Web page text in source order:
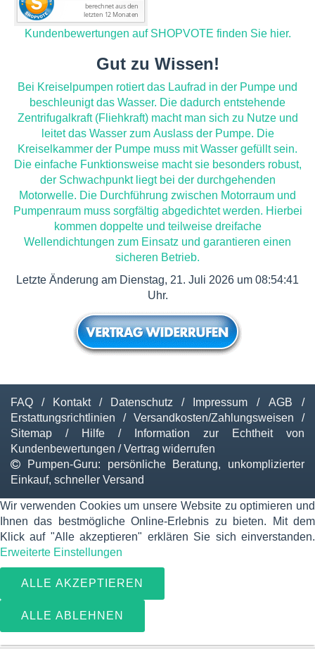
Kundenbewertungen auf SHOPVOTE finden Sie hier.
Gut zu Wissen!
Bei Kreiselpumpen rotiert das Laufrad in der Pumpe und
beschleunigt das Wasser. Die dadurch entstehende
Zentrifugalkraft (Fliehkraft) macht man sich zu Nutze und
leitet das Wasser zum Auslass der Pumpe. Die
Kreiselkammer der Pumpe muss mit Wasser gefüllt sein.
Die einfache Funktionsweise macht sie besonders robust,
der Schwachpunkt liegt bei der durchgehenden
Motorwelle. Die Durchführung zwischen Motorraum und
Pumpenraum muss sorgfältig abgedichtet werden. Hierbei
kommen doppelte und teilweise dreifache
Wellendichtungen zum Einsatz und garantieren einen
sicheren Betrieb.
Letzte Änderung am Dienstag, 21. Juli 2026 um 08:54:41
Uhr.
FAQ / Kontakt / Datenschutz / Impressum / AGB
/
Erstattungsrichtlinien
/ Versandkosten/Zahlungsweisen
/
Sitemap
/ Hilfe /
Information zur Echtheit von
Kundenbewertungen / Vertrag widerrufen
Pumpen-Guru: persönliche Beratung, unkomplizierter
Einkauf, schneller Versand
Wir verwenden Cookies um unsere Website zu optimieren und
Ihnen das bestmögliche Online-Erlebnis zu bieten. Mit dem
Klick auf "Alle akzeptieren" erklären Sie sich einverstanden.
Erweiterte Einstellungen
ALLE AKZEPTIEREN
ALLE ABLEHNEN